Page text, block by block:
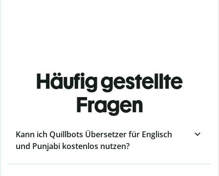
Häufig gestellte
Fragen
Kann ich Quillbots Übersetzer für Englisch
und Punjabi kostenlos nutzen?